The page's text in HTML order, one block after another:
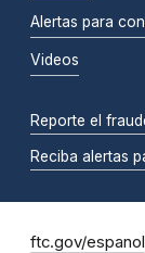
Alertas para
Videos
Reporte el
Reciba alertas
ftc.gov/espanol